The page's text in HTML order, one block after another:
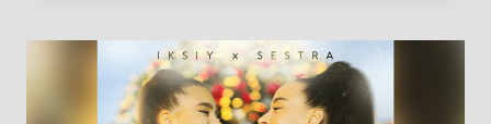
СЛУХАЙТЕ
НОВУ
ПРЕМ’ЄРУ
ВІД